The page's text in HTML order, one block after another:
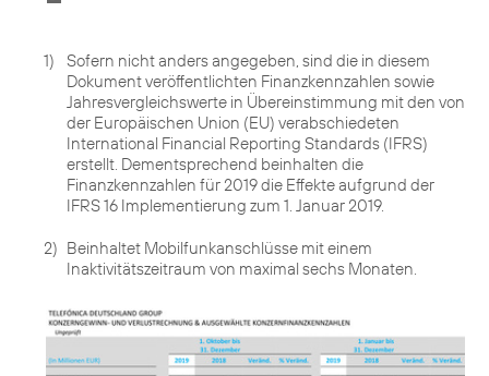
1)
Sofern nicht anders angegeben, sind die in diesem
Dokument veröffentlichten Finanzkennzahlen sowie
Jahresvergleichswerte in Übereinstimmung mit den von
der Europäischen Union (EU) verabschiedeten
International Financial Reporting Standards (IFRS)
erstellt. Dementsprechend beinhalten die
Finanzkennzahlen für 2019 die Effekte aufgrund der
IFRS 16 Implementierung zum 1. Januar 2019.
2) Beinhaltet Mobilfunkanschlüsse mit einem
Inaktivitätszeitraum von maximal sechs Monaten.